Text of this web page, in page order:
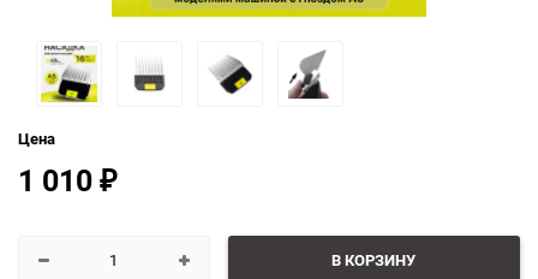
Цена
1 010 ₽
В КОРЗИНУ